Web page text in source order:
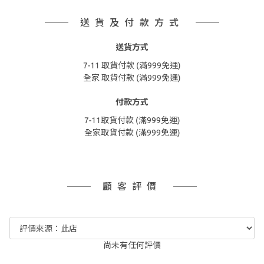
送貨及付款方式
送貨方式
7-11 取貨付款 (滿999免運)
全家 取貨付款 (滿999免運)
付款方式
7-11取貨付款 (滿999免運)
全家取貨付款 (滿999免運)
顧客評價
尚未有任何評價